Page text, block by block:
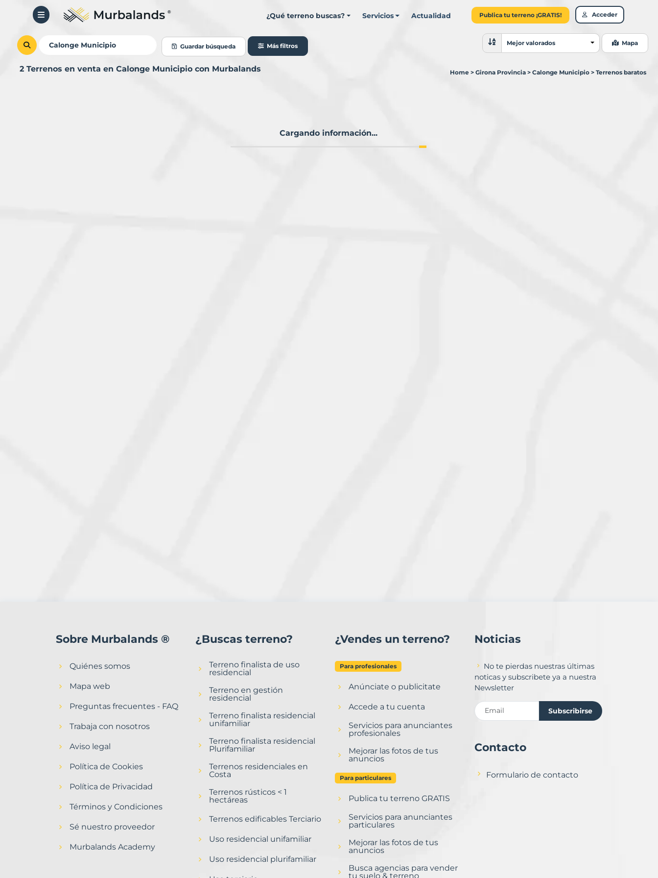
¿Qué terreno buscas? Servicios Actualidad Publica tu terreno ¡GRATIS! Acceder
Guardar búsqueda Más filtros
Ordenar resultados
Mejor valorados Mapa
2 Terrenos en venta en Calonge Municipio con Murbalands Home > Girona Provincia > Calonge Municipio > Terrenos baratos
Cargando información...
Sobre Murbalands ®
Quiénes somos
Mapa web
Preguntas frecuentes - FAQ
Trabaja con nosotros
Aviso legal
Política de Cookies
Política de Privacidad
Términos y Condiciones
Sé nuestro proveedor
Murbalands Academy
¿Buscas terreno?
Terreno finalista de uso
residencial
Terreno en gestión
residencial
Terreno finalista residencial
unifamiliar
Terreno finalista residencial
Plurifamiliar
Terrenos residenciales en
Costa
Terrenos rústicos < 1
hectáreas
Terrenos edificables Terciario
Uso residencial unifamiliar
Uso residencial plurifamiliar
¿Vendes un terreno?
Para profesionales
Anúnciate o publicitate
Accede a tu cuenta
Servicios para anunciantes
profesionales
Mejorar las fotos de tus
anuncios
Para particulares
Publica tu terreno GRATIS
Servicios para anunciantes
particulares
Mejorar las fotos de tus
anuncios
Busca agencias para vender
tu suelo & terreno
Noticias
No te pierdas nuestras últimas
noticas y subscribete ya a nuestra
Newsletter
Subscribirse
Contacto
Formulario de contacto